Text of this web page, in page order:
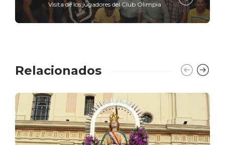
Visita de los jugadores del Club Olimpia
Relacionados